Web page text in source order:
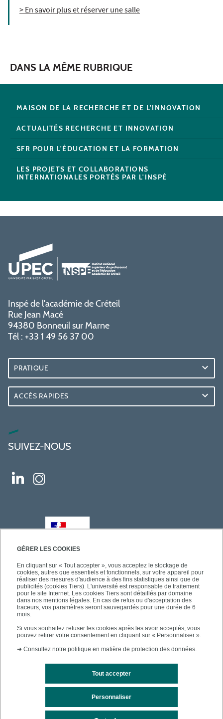
GÉRER LES COOKIES
En cliquant sur « Tout accepter », vous acceptez le stockage de
cookies, autres que essentiels et fonctionnels, sur votre appareil pour
réaliser des mesures d'audience à des fins statistiques ainsi que de
publicités (cookies Tiers). L'université est responsable de traitement
pour le site Internet. Les cookies Tiers sont détaillés par domaine
dans nos mentions légales. En cas de refus ou d'acceptation des
traceurs, vos paramètres seront sauvegardés pour une durée de 6
mois.
Si vous souhaitez refuser les cookies après les avoir acceptés, vous
pouvez retirer votre consentement en cliquant sur « Personnaliser ».
➜ Consultez notre politique en matière de protection des données.
Tout accepter
Personnaliser
> En savoir plus et réserver une salle
DANS LA MÊME RUBRIQUE
MAISON DE LA RECHERCHE ET DE L'INNOVATION
ACTUALITÉS RECHERCHE ET INNOVATION
SFR POUR L'ÉDUCATION ET LA FORMATION
LES PROJETS ET COLLABORATIONS
INTERNATIONALES PORTÉS PAR L'INSPÉ
Inspé de l'académie de Créteil
Rue Jean Macé
94380 Bonneuil sur Marne
Tél : +33 1 49 56 37 00
PRATIQUE
ACCÈS RAPIDES
SUIVEZ-NOUS
Mentions légales Plan du site